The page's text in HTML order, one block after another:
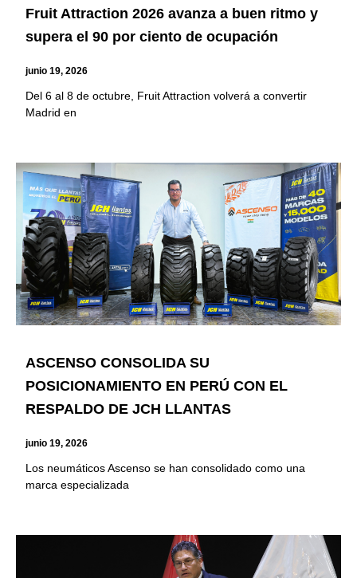
Fruit Attraction 2026 avanza a buen ritmo y
supera el 90 por ciento de ocupación
junio 19, 2026
Del 6 al 8 de octubre, Fruit Attraction volverá a convertir
Madrid en
ASCENSO CONSOLIDA SU
POSICIONAMIENTO EN PERÚ CON EL
RESPALDO DE JCH LLANTAS
junio 19, 2026
Los neumáticos Ascenso se han consolidado como una
marca especializada